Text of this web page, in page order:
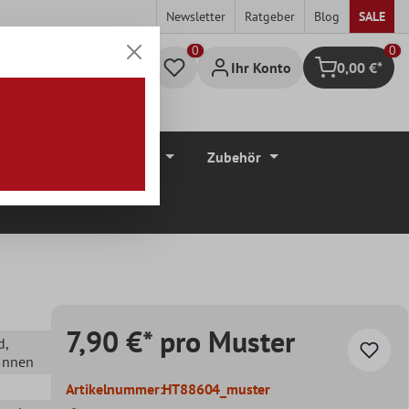
Newsletter Ratgeber Blog SALE
Ihr Konto Warenkorb
0
0,00 €*
Zubehör
,
7,90 €* pro Muster
Artikelnummer:HT88604_muster